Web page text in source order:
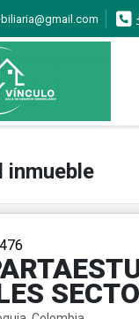
inmueble